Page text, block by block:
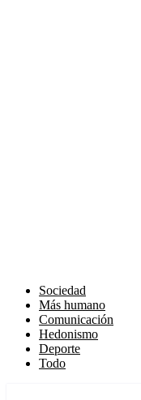
Sociedad
Más humano
Comunicación
Hedonismo
Deporte
Todo